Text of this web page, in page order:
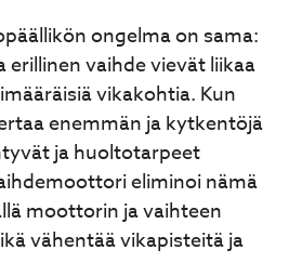
ongelma on sama:
vaihde vievät liikaa
vikakohtia. Kun
enemmän ja kytkentöjä
ja huoltotarpeet
eliminoi nämä
moottorin ja vaihteen
vähentää vikapisteitä ja